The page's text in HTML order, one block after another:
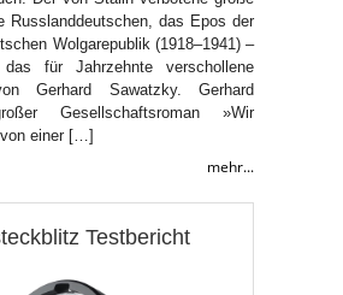
Russlanddeutschen, das Epos der
Wolgarepublik (1918–1941) –
für Jahrzehnte verschollene
Gerhard Sawatzky. Gerhard
Gesellschaftsroman »Wir
einer […]
mehr...
Testbericht